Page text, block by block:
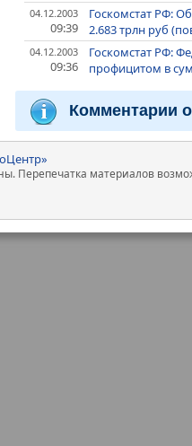
04.12.2003
09:39
Госкомстат РФ:
2.683 трлн руб
04.12.2003
09:36
Госкомстат РФ:
профицитом в
Комментарии
Перепечатка материалов